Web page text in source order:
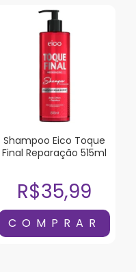
Shampoo Eico Toque
Final Reparação 515ml
R$35,99